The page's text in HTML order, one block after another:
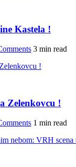
Kastela !
3 min read
Zelenkovcu !
1 min read